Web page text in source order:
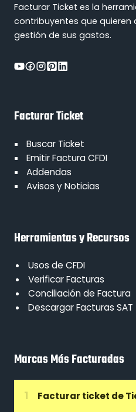
Facturar Ticket es la
contribuyentes que quieren
gestión de sus gastos.
Facturar Ticket
Buscar Ticket
Emitir Factura CFDI
Addendas
Avisos y Noticias
Herramientas y Recursos
Usos de CFDI
Verificar Facturas
Conciliación de Factura
Descargar Facturas SAT
Marcas Más Facturadas